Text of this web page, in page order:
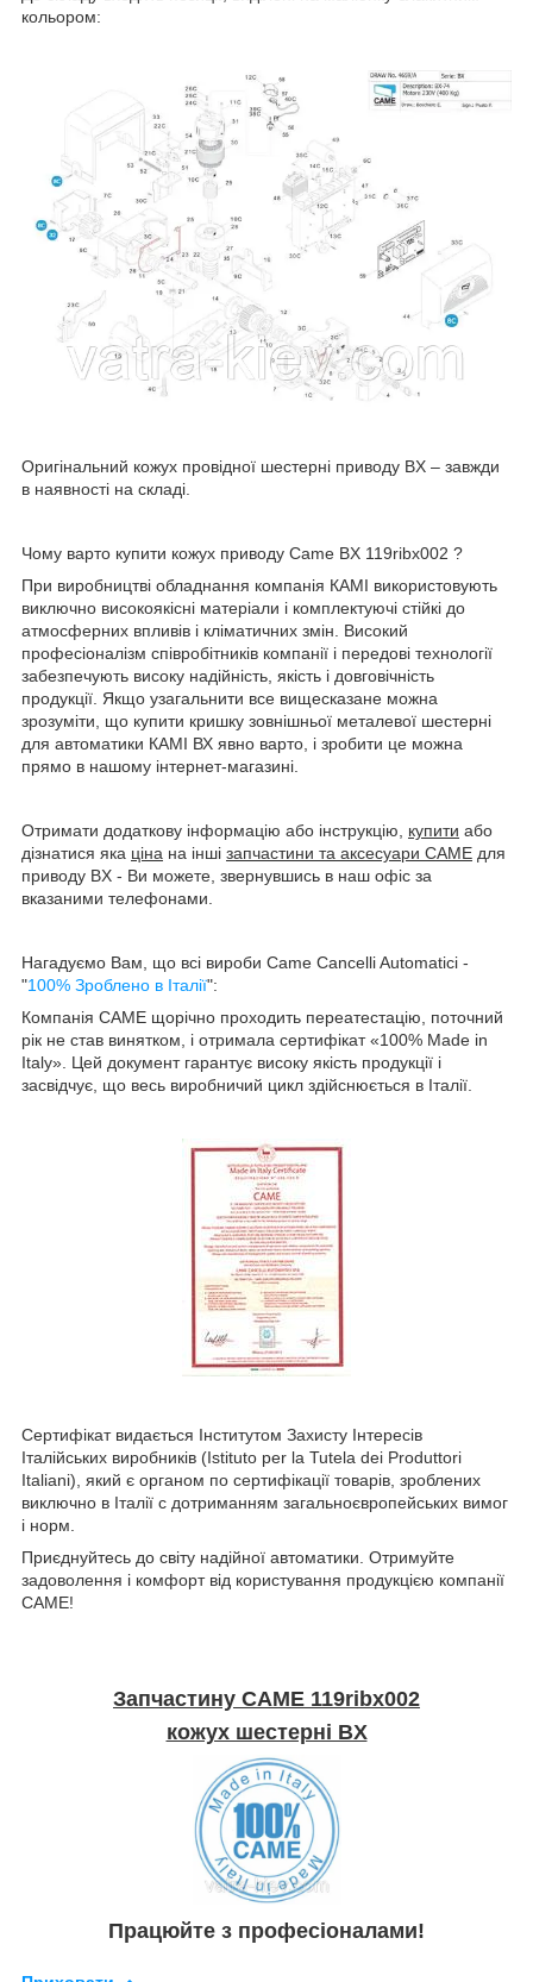
кольором:
Оригінальний кожух провідної шестерні приводу BX – завжди
в наявності на складі.
Чому варто купити кожух приводу Came BX 119ribx002 ?
При виробництві обладнання компанія КАМІ використовують
виключно високоякісні матеріали і комплектуючі стійкі до
атмосферних впливів і кліматичних змін. Високий
професіоналізм співробітників компанії і передові технології
забезпечують високу надійність, якість і довговічність
продукції. Якщо узагальнити все вищесказане можна
зрозуміти, що купити кришку зовнішньої металевої шестерні
для автоматики КАМІ ВХ явно варто, і зробити це можна
прямо в нашому інтернет-магазині.
Отримати додаткову інформацію або інструкцію, купити або
дізнатися яка ціна на інші запчастини та аксесуари CAME для
приводу BX - Ви можете, звернувшись в наш офіс за
вказаними телефонами.
Нагадуємо Вам, що всі вироби Came Cancelli Automatici -
"100% Зроблено в Італії":
Компанія CAME щорічно проходить переатестацію, поточний
рік не став винятком, і отримала сертифікат «100% Made in
Italy». Цей документ гарантує високу якість продукції і
засвідчує, що весь виробничий цикл здійснюється в Італії.
Сертифікат видається Інститутом Захисту Інтересів
Італійських виробників (Istituto per la Tutela dei Produttori
Italiani), який є органом по сертифікації товарів, зроблених
виключно в Італії c дотриманням загальноєвропейських вимог
і норм.
Приєднуйтесь до світу надійної автоматики. Отримуйте
задоволення і комфорт від користування продукцією компанії
CAME!
Запчастину CAME 119ribx002
кожух шестерні BX
Працюйте з професіоналами!